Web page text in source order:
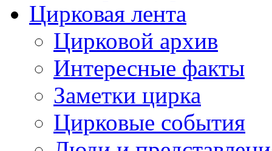
Цирковая лента
Цирковой архив
Интересные факты
Заметки цирка
Цирковые события